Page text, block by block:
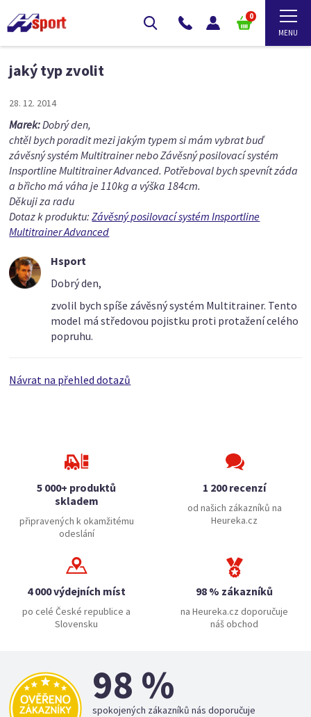
0
jaký typ zvolit
28. 12. 2014
Marek:Dobrý den,
chtěl bych poradit mezi jakým typem si mám vybrat buď
závěsný systém Multitrainer nebo Závěsný posilovací systém
Insportline Multitrainer Advanced. Potřeboval bych spevnít záda
a břicho má váha je 110kg a výška 184cm.
Děkuji za radu
Dotaz k produktu:Závěsný posilovací systém Insportline
Multitrainer Advanced
Hsport
Dobrý den,
zvolil bych spíše závěsný systém Multitrainer. Tento
model má středovou pojistku proti protažení celého
popruhu.
Návrat na přehled dotazů
5 000+ produktů
skladem
připravených k okamžitému
odeslání
1 200 recenzí
od našich zákazníků na
Heureka.cz
4 000 výdejních míst
po celé České republice a
Slovensku
98 % zákazníků
na Heureka.cz doporučuje
náš obchod
98 %
spokojených zákazníků nás doporučuje